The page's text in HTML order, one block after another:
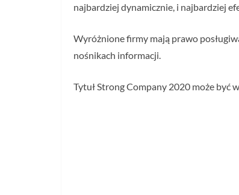
najbardziej dynamicznie, i najbardziej
Wyróżnione firmy mają prawo
nośnikach informacji.
Tytuł Strong Company 2020 może